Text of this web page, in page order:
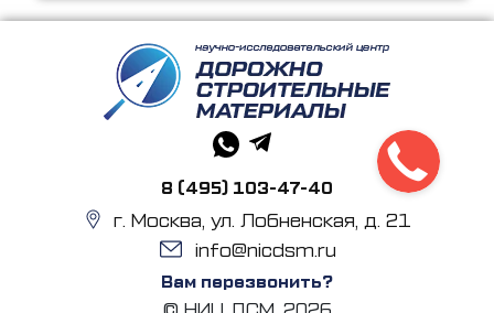
8 (495) 103-47-40
г. Москва, ул. Лобненская, д. 21
info@nicdsm.ru
Вам перезвонить?